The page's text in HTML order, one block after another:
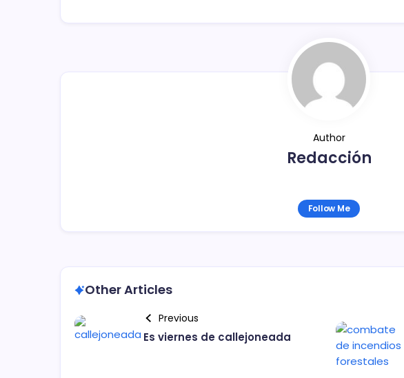
Author
Redacción
Follow Me
Other Articles
Previous
Es viernes de callejoneada